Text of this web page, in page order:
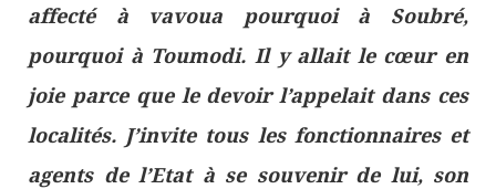
affecté à vavoua pourquoi à Soubré,
pourquoi à Toumodi. Il y allait le cœur en
joie parce que le devoir l’appelait dans ces
localités. J’invite tous les fonctionnaires et
agents de l’Etat à se souvenir de lui, son